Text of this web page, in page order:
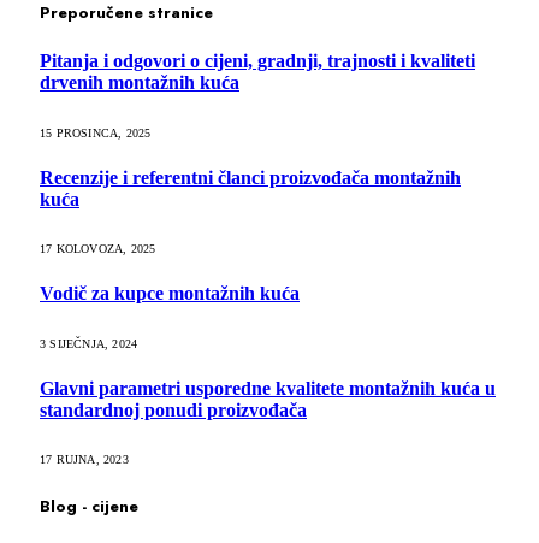
Preporučene stranice
Pitanja i odgovori o cijeni, gradnji, trajnosti i kvaliteti
drvenih montažnih kuća
15 PROSINCA, 2025
Recenzije i referentni članci proizvođača montažnih
kuća
17 KOLOVOZA, 2025
Vodič za kupce montažnih kuća
3 SIJEČNJA, 2024
Glavni parametri usporedne kvalitete montažnih kuća u
standardnoj ponudi proizvođača
17 RUJNA, 2023
Blog - cijene